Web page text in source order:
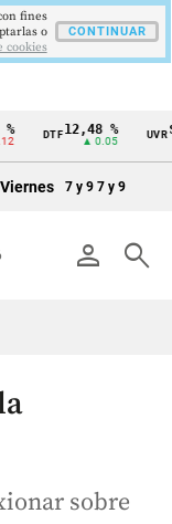
DTF12,48 %
▲ 0.05
UVR
Viernes 7 y 9 7 y 9
person search
sobre
fines
o
cookies
CONTINUAR